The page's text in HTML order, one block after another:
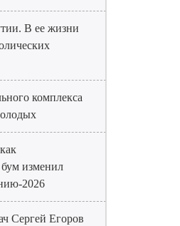
В ее жизни
комплекса
изменил
2026
Сергей Егоров